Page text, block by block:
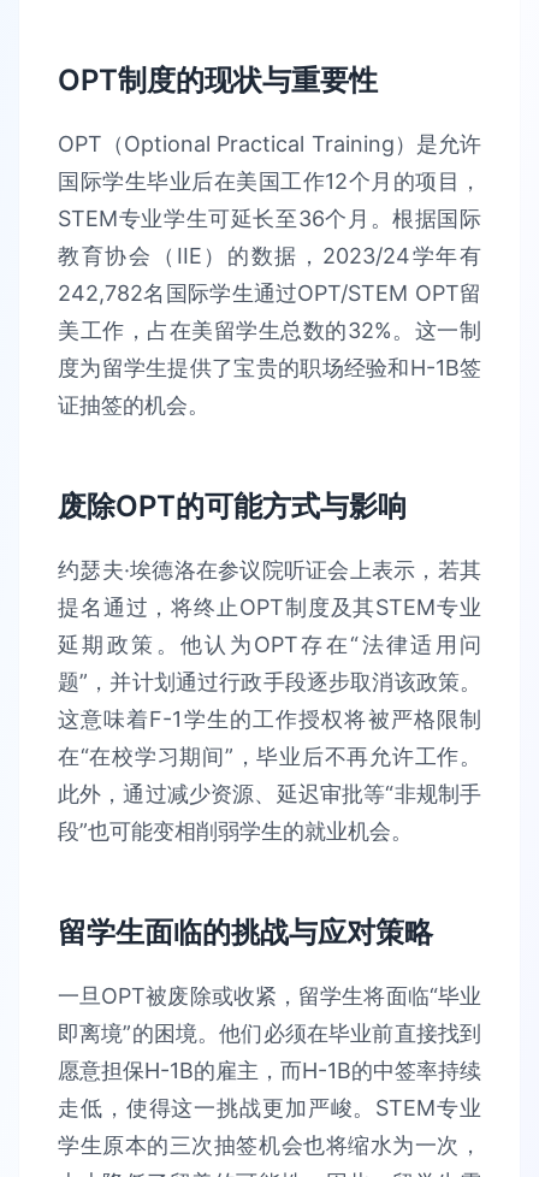
OPT制度的现状与重要性
OPT（Optional Practical Training）是允许
国际学生毕业后在美国工作12个月的项目，
STEM专业学生可延长至36个月。根据国际
教育协会（IIE）的数据，2023/24学年有
242,782名国际学生通过OPT/STEM OPT留
美工作，占在美留学生总数的32%。这一制
度为留学生提供了宝贵的职场经验和H-1B签
证抽签的机会。
废除OPT的可能方式与影响
约瑟夫·埃德洛在参议院听证会上表示，若其
提名通过，将终止OPT制度及其STEM专业
延期政策。他认为OPT存在“法律适用问
题”，并计划通过行政手段逐步取消该政策。
这意味着F-1学生的工作授权将被严格限制
在“在校学习期间”，毕业后不再允许工作。
此外，通过减少资源、延迟审批等“非规制手
段”也可能变相削弱学生的就业机会。
留学生面临的挑战与应对策略
一旦OPT被废除或收紧，留学生将面临“毕业
即离境”的困境。他们必须在毕业前直接找到
愿意担保H-1B的雇主，而H-1B的中签率持续
走低，使得这一挑战更加严峻。STEM专业
学生原本的三次抽签机会也将缩水为一次，